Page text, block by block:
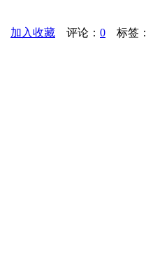
加入收藏 评论： 0 标签：